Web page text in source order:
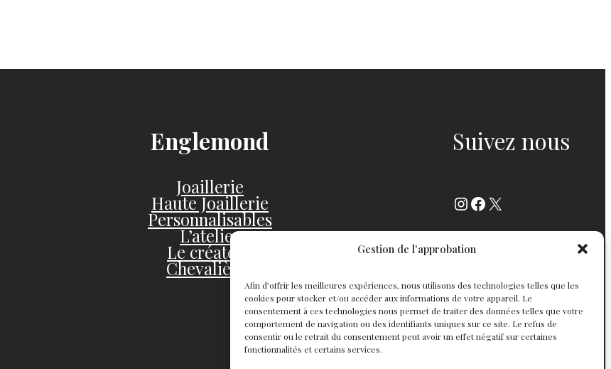
Gestion de l'approbation
Afin d’offrir les meilleures expériences, nous utilisons des technologies telles que les
cookies pour stocker et/ou accéder aux informations de votre appareil. Le
consentement à ces technologies nous permet de traiter des données telles que votre
comportement de navigation ou des identifiants uniques sur ce site. Le refus de
consentir ou le retrait du consentement peut avoir un effet négatif sur certaines
fonctionnalités et certains services.
Englemond
Joaillerie
Haute Joaillerie
Personnalisables
L’atelier
Le créateur
Chevalières
Suivez nous
Instagram
Facebook
X